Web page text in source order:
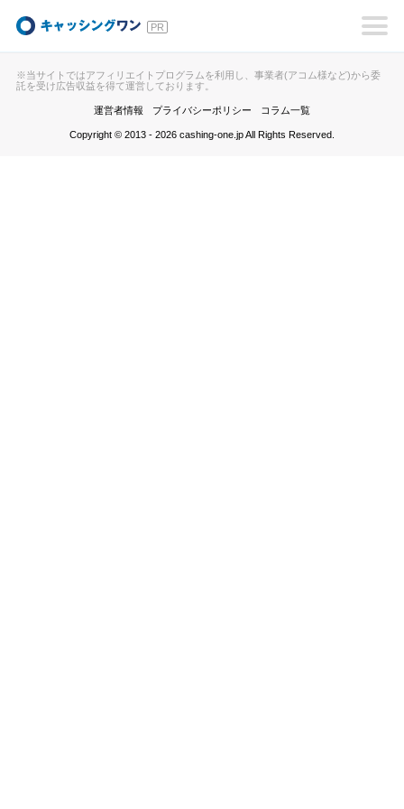
キャッシングワン
※当サイトではアフィリエイトプログラムを利用し、事業者(アコム様など)から委
託を受け広告収益を得て運営しております。
運営者情報 プライバシーポリシー コラム一覧
Copyright © 2013 - 2026 cashing-one.jp All Rights Reserved.